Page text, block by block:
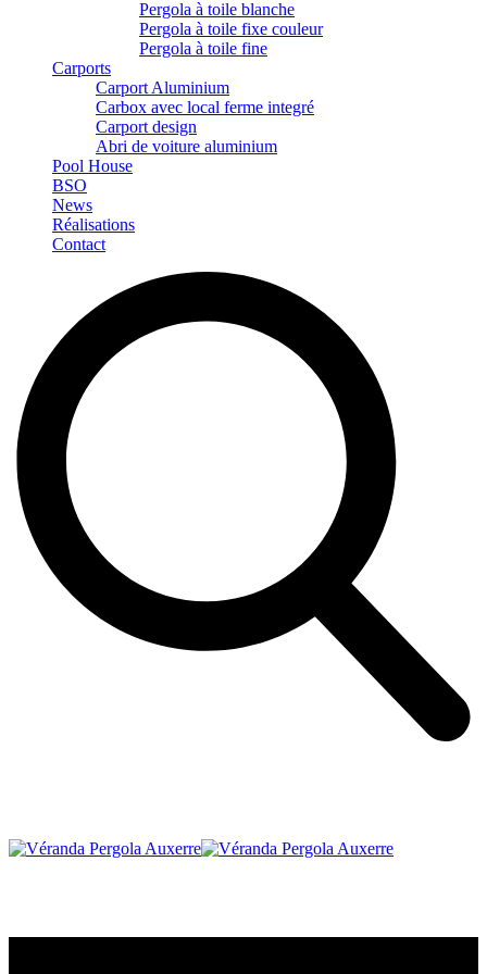
Pergola à toile blanche
Pergola à toile fixe couleur
Pergola à toile fine
Carports
Carport Aluminium
Carbox avec local ferme integré
Carport design
Abri de voiture aluminium
Pool House
BSO
News
Réalisations
Contact